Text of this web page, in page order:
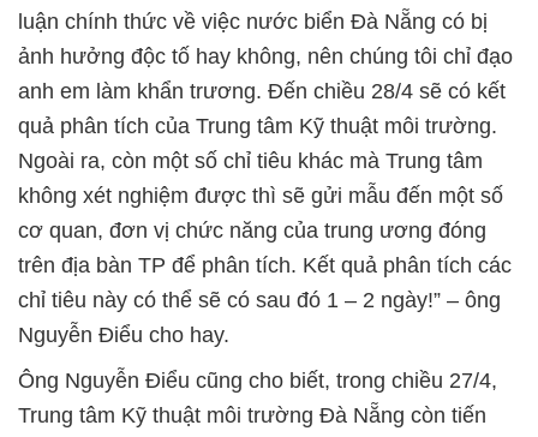
luận chính thức về việc nước biển Đà Nẵng có bị
ảnh hưởng độc tố hay không, nên chúng tôi chỉ đạo
anh em làm khẩn trương. Đến chiều 28/4 sẽ có kết
quả phân tích của Trung tâm Kỹ thuật môi trường.
Ngoài ra, còn một số chỉ tiêu khác mà Trung tâm
không xét nghiệm được thì sẽ gửi mẫu đến một số
cơ quan, đơn vị chức năng của trung ương đóng
trên địa bàn TP để phân tích. Kết quả phân tích các
chỉ tiêu này có thể sẽ có sau đó 1 – 2 ngày!” – ông
Nguyễn Điểu cho hay.
Ông Nguyễn Điểu cũng cho biết, trong chiều 27/4,
Trung tâm Kỹ thuật môi trường Đà Nẵng còn tiến